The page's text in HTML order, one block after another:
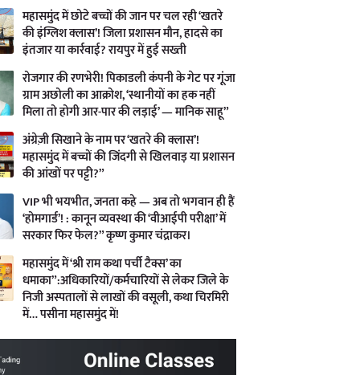
महासमुंद में छोटे बच्चों की जान पर चल रही ‘खतरे
की इंग्लिश क्लास’! जिला प्रशासन मौन, हादसे का
इंतजार या कार्रवाई? रायपुर में हुई सख्ती
रोजगार की रणभेरी! पिकाडली कंपनी के गेट पर गूंजा
ग्राम अछोली का आक्रोश, ‘स्थानीयों का हक नहीं
मिला तो होगी आर-पार की लड़ाई’ — मानिक साहू”
अंग्रेज़ी सिखाने के नाम पर ‘खतरे की क्लास’!
महासमुंद में बच्चों की जिंदगी से खिलवाड़ या प्रशासन
की आंखों पर पट्टी?”
VIP भी भयभीत, जनता कहे — अब तो भगवान ही हैं
‘होमगार्ड’! : कानून व्यवस्था की ‘वीआईपी परीक्षा’ में
सरकार फिर फेल?” कृष्ण कुमार चंद्राकर।
महासमुंद में ‘श्री राम कथा पर्ची टैक्स’ का
धमाका”:अधिकारियों/कर्मचारियों से लेकर जिले के
निजी अस्पतालों से लाखों की वसूली, कथा चिरमिरी
में… पसीना महासमुंद में!